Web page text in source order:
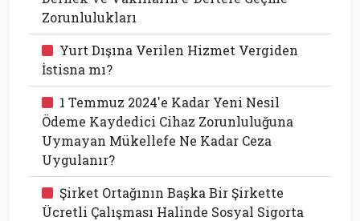
Zorunlulukları
Yurt Dışına Verilen Hizmet Vergiden
İstisna mı?
1 Temmuz 2024'e Kadar Yeni Nesil
Ödeme Kaydedici Cihaz Zorunluluğuna
Uymayan Mükellefe Ne Kadar Ceza
Uygulanır?
Şirket Ortağının Başka Bir Şirkette
Ücretli Çalışması Halinde Sosyal Sigorta